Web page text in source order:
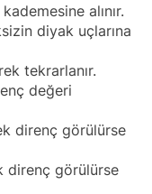
alınır.
diyak uçlarına
tekrarlanır.
değeri
direnç görülürse
direnç görülürse